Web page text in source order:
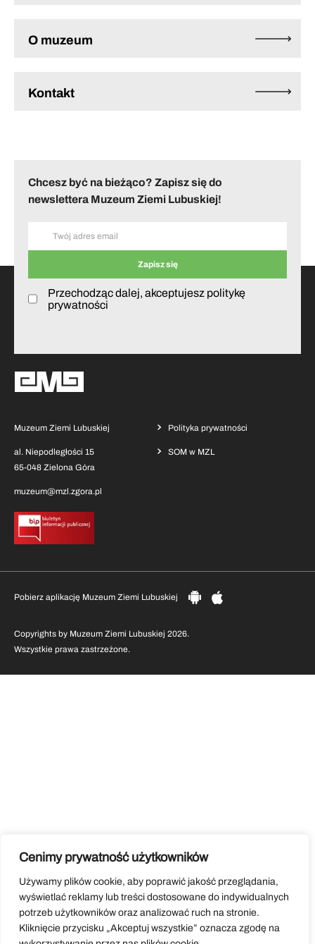
Cenimy prywatność użytkowników
Używamy plików cookie, aby poprawić jakość przeglądania,
wyświetlać reklamy lub treści dostosowane do indywidualnych
potrzeb użytkowników oraz analizować ruch na stronie.
Kliknięcie przycisku „Akceptuj wszystkie” oznacza zgodę na
O muzeum
Kontakt
Chcesz być na bieżąco? Zapisz się do
newslettera Muzeum Ziemi Lubuskiej!
Przechodząc dalej, akceptujesz politykę
prywatności
Muzeum Ziemi Lubuskiej
al. Niepodległości 15
65-048 Zielona Góra
muzeum@mzl.zgora.pl
Polityka prywatności
SOM w MZL
Copyrights by Muzeum Ziemi Lubuskiej 2026.
Wszystkie prawa zastrzeżone.
Pobierz aplikację Muzeum Ziemi Lubuskiej